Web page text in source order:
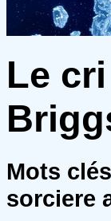
Le
Mots
sorciere